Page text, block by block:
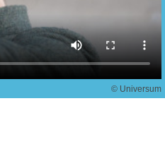
© Universum